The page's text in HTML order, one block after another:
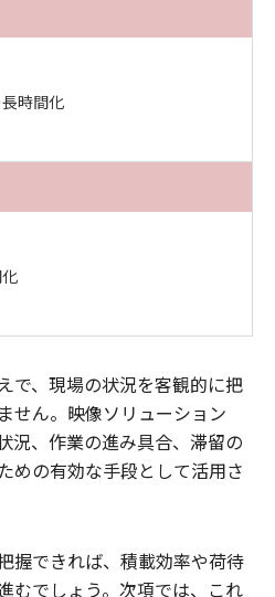
時間化
で、現場の状況を客観的に把
せん。映像ソリューション
況、作業の進み具合、滞留の
めの有効な手段として活用さ
握できれば、積載効率や荷待
むでしょう。次項では、これ